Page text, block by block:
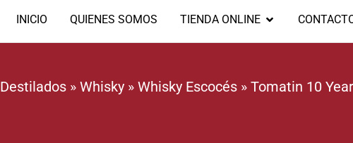
INICIO QUIENES SOMOS TIENDA ONLINE
Destilados» Whisky» Whisky Escocés» Tomatin 10